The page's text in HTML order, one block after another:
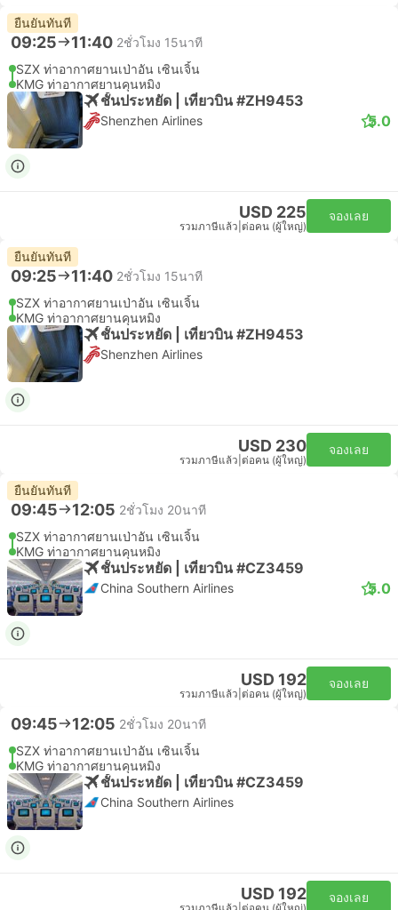
ยืนยันทันที
09:25 11:40 2ชั่วโมง 15นาที
SZX ท่าอากาศยานเป่าอัน เซินเจิ้น
KMG ท่าอากาศยานคุนหมิง
ชั้นประหยัด | เที่ยวบิน #ZH9453
Shenzhen Airlines 5.0
USD 225
รวมภาษีแล้ว ต่อคน (ผู้ใหญ่)
จองเลย
ยืนยันทันที
09:25 11:40 2ชั่วโมง 15นาที
SZX ท่าอากาศยานเป่าอัน เซินเจิ้น
KMG ท่าอากาศยานคุนหมิง
ชั้นประหยัด | เที่ยวบิน #ZH9453
Shenzhen Airlines
USD 230
รวมภาษีแล้ว ต่อคน (ผู้ใหญ่)
จองเลย
ยืนยันทันที
09:45 12:05 2ชั่วโมง 20นาที
SZX ท่าอากาศยานเป่าอัน เซินเจิ้น
KMG ท่าอากาศยานคุนหมิง
ชั้นประหยัด | เที่ยวบิน #CZ3459
China Southern Airlines 5.0
USD 192
รวมภาษีแล้ว ต่อคน (ผู้ใหญ่)
จองเลย
09:45 12:05 2ชั่วโมง 20นาที
SZX ท่าอากาศยานเป่าอัน เซินเจิ้น
KMG ท่าอากาศยานคุนหมิง
ชั้นประหยัด | เที่ยวบิน #CZ3459
China Southern Airlines
USD 192 จองเลย